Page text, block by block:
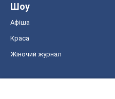
Шоу
Афіша
Краса
Жіночий журнал